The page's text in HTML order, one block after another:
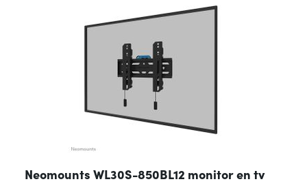
Neomounts WL30S-850BL12 monitor en tv